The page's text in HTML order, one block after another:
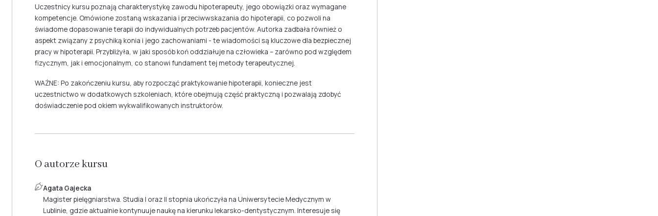
Uczestnicy kursu poznają charakterystykę zawodu hipoterapeuty, jego obowiązki oraz wymagane
kompetencje. Omówione zostaną wskazania i przeciwwskazania do hipoterapii, co pozwoli na
świadome dopasowanie terapii do indywidualnych potrzeb pacjentów. Autorka zadbała również o
aspekt związany z psychiką konia i jego zachowaniami - te wiadomości są kluczowe dla bezpiecznej
pracy w hipoterapii. Przybliżyła, w jaki sposób koń oddziałuje na człowieka – zarówno pod względem
fizycznym, jak i emocjonalnym, co stanowi fundament tej metody terapeutycznej.
WAŻNE: Po zakończeniu kursu, aby rozpocząć praktykowanie hipoterapii, konieczne jest
uczestnictwo w dodatkowych szkoleniach, które obejmują część praktyczną i pozwalają zdobyć
doświadczenie pod okiem wykwalifikowanych instruktorów.
O autorze kursu
Agata Gajecka
Magister pielęgniarstwa. Studia I oraz II stopnia ukończyła na Uniwersytecie Medycznym w
Lublinie, gdzie aktualnie kontynuuje naukę na kierunku lekarsko-dentystycznym. Interesuje się